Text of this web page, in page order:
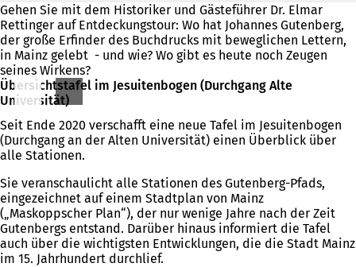
Gehen Sie mit dem Historiker und Gästeführer Dr. Elmar
Rettinger auf Entdeckungstour: Wo hat Johannes Gutenberg,
der große Erfinder des Buchdrucks mit beweglichen Lettern,
in Mainz gelebt - und wie? Wo gibt es heute noch Zeugen
seines Wirkens?
Übersichtstafel im Jesuitenbogen (Durchgang Alte
Universität)
Seit Ende 2020 verschafft eine neue Tafel im Jesuitenbogen
(Durchgang an der Alten Universität) einen Überblick über
alle Stationen.
Sie veranschaulicht alle Stationen des Gutenberg-Pfads,
eingezeichnet auf einem Stadtplan von Mainz
(„Maskoppscher Plan“), der nur wenige Jahre nach der Zeit
Gutenbergs entstand. Darüber hinaus informiert die Tafel
auch über die wichtigsten Entwicklungen, die die Stadt Mainz
im 15. Jahrhundert durchlief.